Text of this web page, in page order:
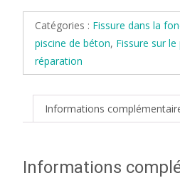
sans
ancrage (8 à
10 pieds)
Catégories : Fissure dans la
piscine de béton, Fissure sur
réparation
Informations
Informations